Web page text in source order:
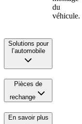
du
véhicule.
Solutions pour
l’automobile
Pièces de
rechange
En savoir plus